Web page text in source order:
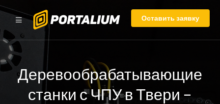
Оставить заявку
Деревообрабатывающие
станки с ЧПУ в Твери –